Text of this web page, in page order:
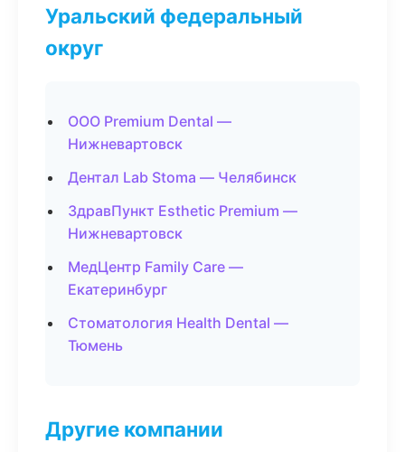
Уральский федеральный
округ
ООО Premium Dental —
Нижневартовск
Дентал Lab Stoma — Челябинск
ЗдравПункт Esthetic Premium —
Нижневартовск
МедЦентр Family Care —
Екатеринбург
Стоматология Health Dental —
Тюмень
Другие компании